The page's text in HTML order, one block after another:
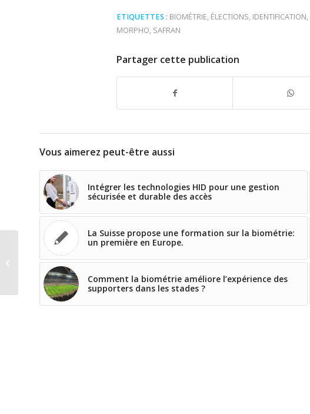
ETIQUETTES : BIOMÉTRIE, ÉLECTIONS, IDENTIFICATION,
MORPHO, SAFRAN
Partager cette publication
Vous aimerez peut-être aussi
Intégrer les technologies HID pour une gestion
sécurisée et durable des accès
La Suisse propose une formation sur la biométrie:
un première en Europe.
Comment la biométrie améliore l’expérience des
supporters dans les stades ?
La Morphotablet 2ème génération
débarque !